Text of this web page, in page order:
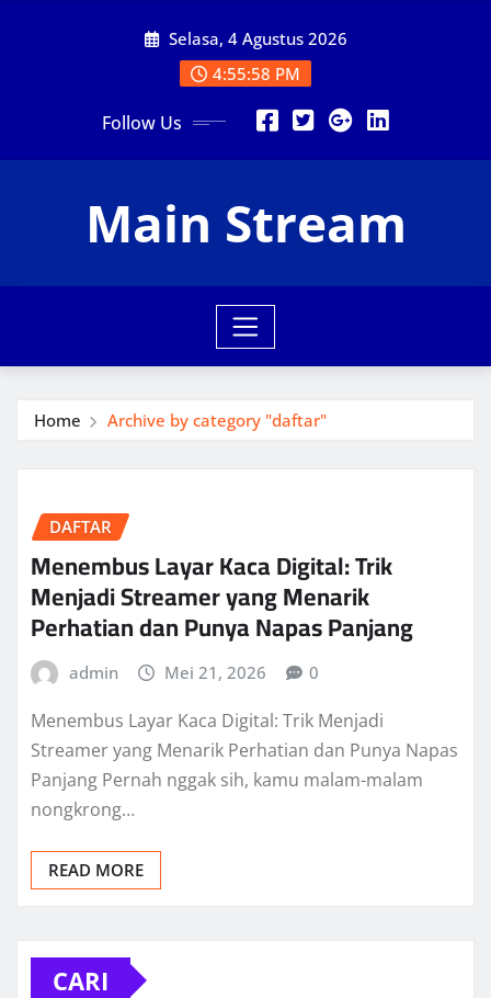
Selasa, 4 Agustus 2026
4:55:59 PM
Follow Us
Main Stream
Home Archive by category "daftar"
DAFTAR
Menembus Layar Kaca Digital: Trik
Menjadi Streamer yang Menarik
Perhatian dan Punya Napas Panjang
admin Mei 21, 2026 0
Menembus Layar Kaca Digital: Trik Menjadi
Streamer yang Menarik Perhatian dan Punya Napas
Panjang Pernah nggak sih, kamu malam-malam
nongkrong…
READ MORE
CARI